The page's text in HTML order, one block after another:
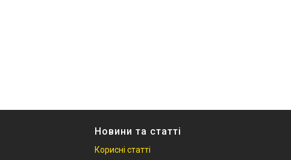
Новини та статті
Корисні статті